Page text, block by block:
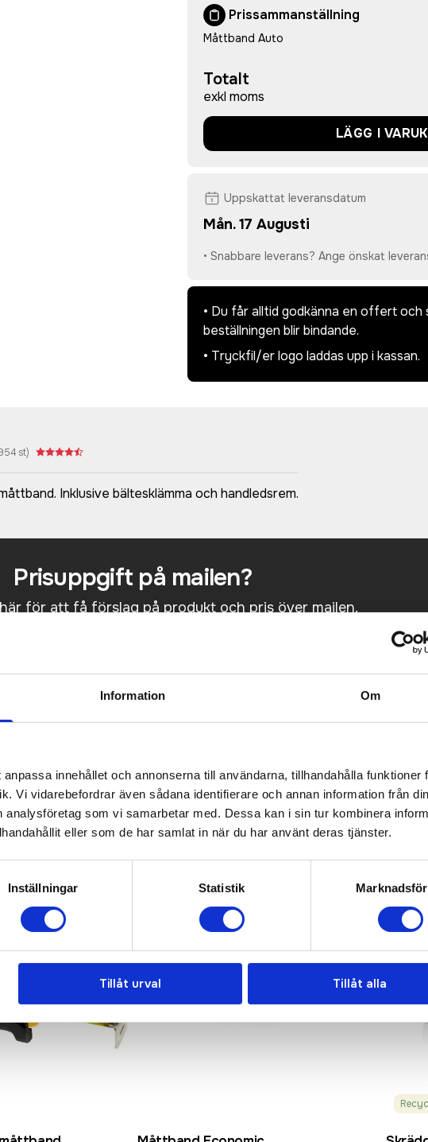
Information Om
innehållet och annonserna till användarna, tillhandahålla funktioner
Vi vidarebefordrar även sådana identifierare och annan information från
som vi samarbetar med. Dessa kan i sin tur kombinera
eller som de har samlat in när du har använt deras tjänster.
Inställningar Statistik
Tillåt urval Tillåt alla
Prissammanställning
Måttband Auto
Totalt
exkl moms
LÄGG I
Uppskattat leveransdatum
Mån. 17 Augusti
• Snabbare leverans? Ange önskat
• Du får alltid godkänna en offert och
beställningen blir bindande.
• Tryckfil/er logo laddas upp i kassan.
st)
Inklusive bältesklämma och handledsrem.
Prisuppgift på mailen?
för att få förslag på produkt och pris över mailen.